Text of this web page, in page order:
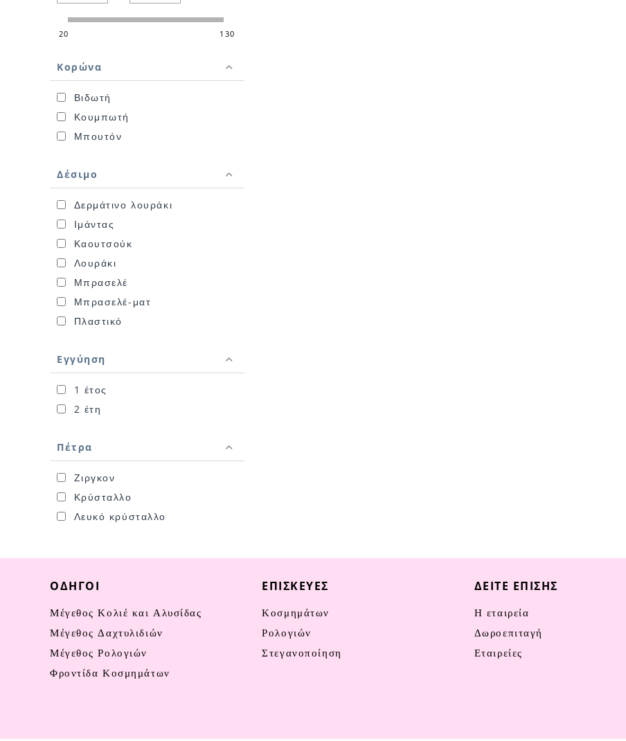
20 130
Κορώνα
Βιδωτή
Κουμπωτή
Μπουτόν
Δέσιμο
Δερμάτινο λουράκι
Ιμάντας
Καουτσούκ
Λουράκι
Μπρασελέ
Μπρασελέ-ματ
Πλαστικό
Εγγύηση
1 έτος
2 έτη
Πέτρα
Ζιργκον
Κρύσταλλο
Λευκό κρύσταλλο
ΟΔΗΓΟΊ
Μέγεθος Κολιέ και Αλυσίδας
Μέγεθος Δαχτυλιδιών
Μέγεθος Ρολογιών
Φροντίδα Κοσμημάτων
ΕΠΙΣΚΕΥΈΣ
Κοσμημάτων
Ρολογιών
Στεγανοποίηση
ΔΕΊΤΕ ΕΠΊΣΗΣ
Η εταιρεία
Δωροεπιταγή
Εταιρείες